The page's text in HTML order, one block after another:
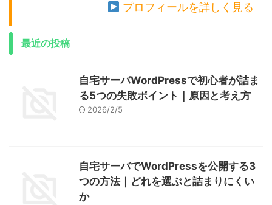
プロフィールを詳しく見る
最近の投稿
自宅サーバWordPressで初心者が詰ま
る5つの失敗ポイント｜原因と考え方
2026/2/5
自宅サーバでWordPressを公開する3
つの方法｜どれを選ぶと詰まりにくい
か